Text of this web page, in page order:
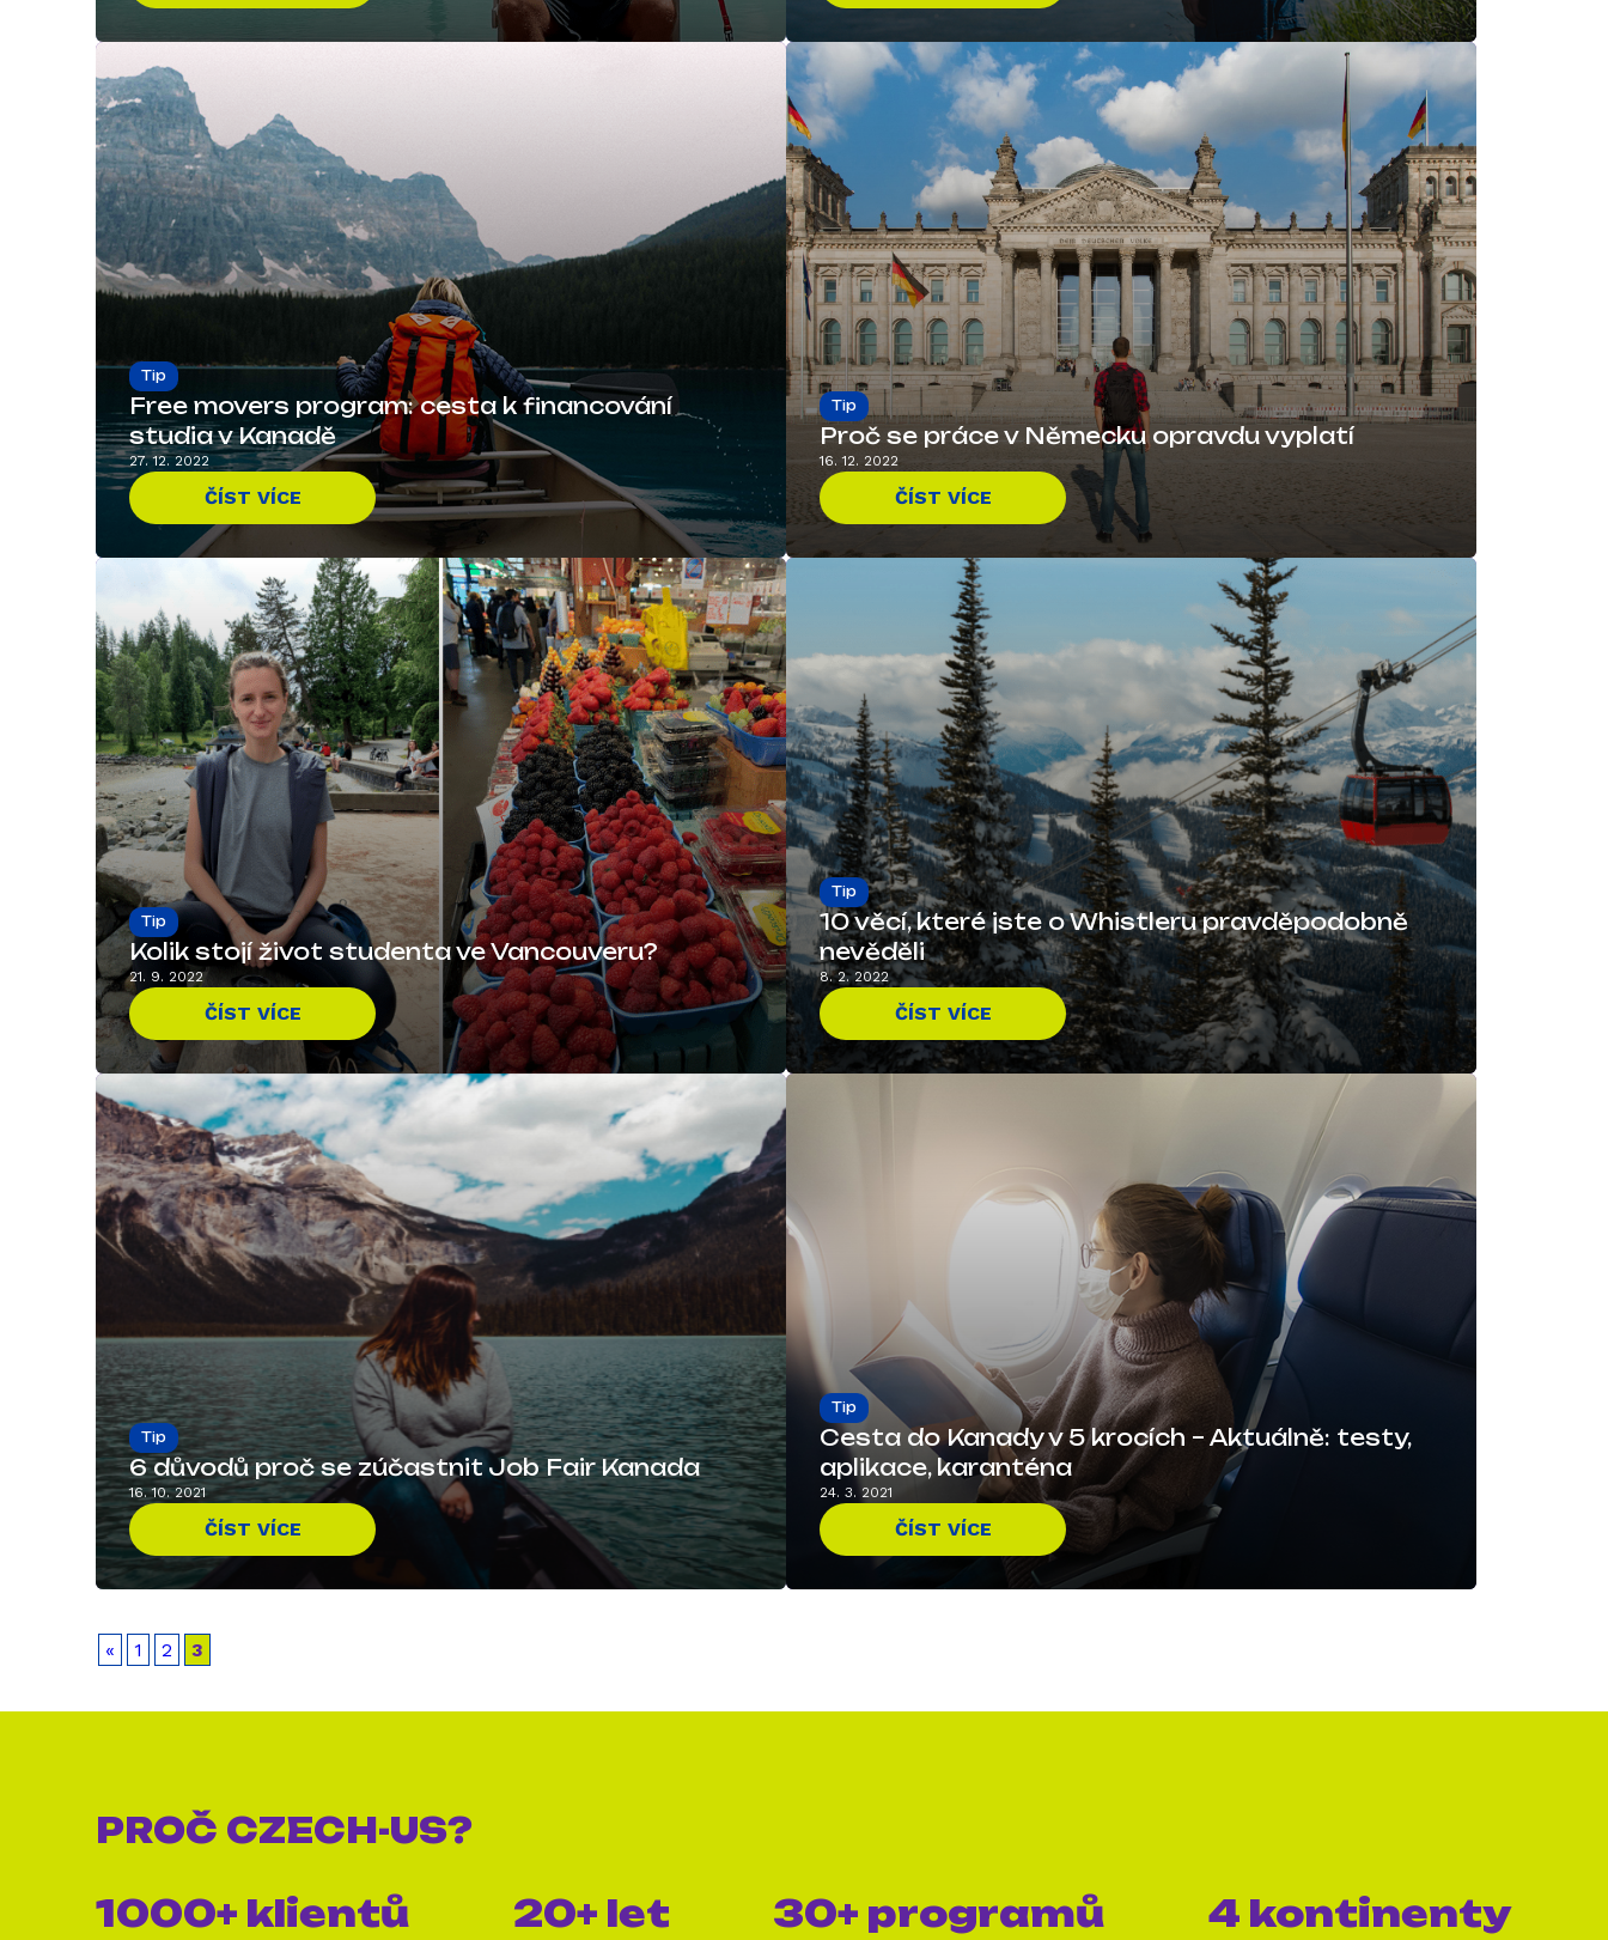
Tip
Free movers program: cesta k financování
studia v Kanadě
27. 12. 2022
ČÍST VÍCE
Tip
Proč se práce v Německu opravdu vyplatí
16. 12. 2022
ČÍST VÍCE
Tip
Kolik stojí život studenta ve Vancouveru?
21. 9. 2022
ČÍST VÍCE
Tip
10 věcí, které jste o Whistleru pravděpodobně
nevěděli
8. 2. 2022
ČÍST VÍCE
Tip
6 důvodů proč se zúčastnit Job Fair Kanada
16. 10. 2021
ČÍST VÍCE
Tip
Cesta do Kanady v 5 krocích – Aktuálně: testy,
aplikace, karanténa
24. 3. 2021
ČÍST VÍCE
« 1 2 3
PROČ CZECH-US?
1000+ klientů 20+ let 30+ programů 4 kontinenty